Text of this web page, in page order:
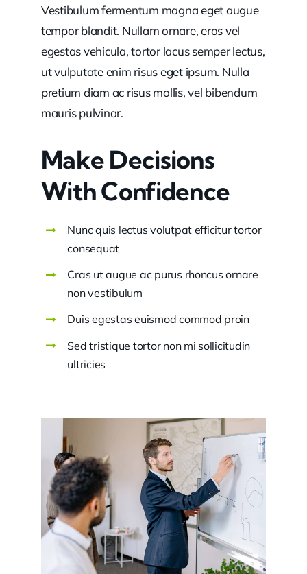
Vestibulum fermentum magna eget augue
tempor blandit. Nullam ornare, eros vel
egestas vehicula, tortor lacus semper lectus,
ut vulputate enim risus eget ipsum. Nulla
pretium diam ac risus mollis, vel bibendum
mauris pulvinar.
Make Decisions
With Confidence
Nunc quis lectus volutpat efficitur tortor
consequat
Cras ut augue ac purus rhoncus ornare
non vestibulum
Duis egestas euismod commod proin
Sed tristique tortor non mi sollicitudin
ultricies